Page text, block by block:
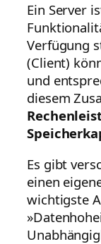
Ein Server
Verfügung
(Client)
und
diesem
Es gibt
einen
wichtigste